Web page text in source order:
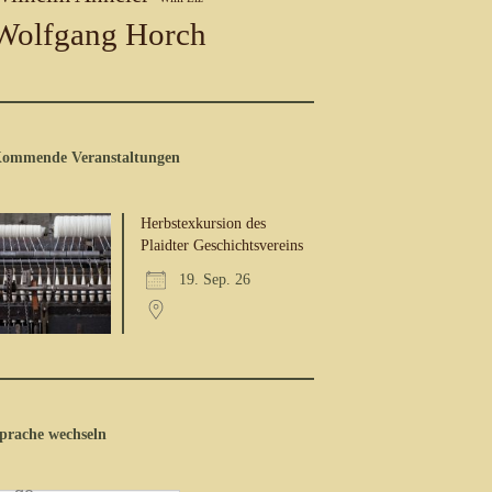
Horch
Veranstaltungen
Herbstexkursion des
Plaidter Geschichtsvereins
19. Sep. 26
wechseln